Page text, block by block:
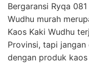
Bergaransi Ryqa
Wudhu murah
Kaos Kaki Wudhu
Provinsi, tapi
dengan produk